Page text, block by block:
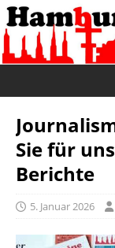
Sie für
Berichte
5. Januar 2026